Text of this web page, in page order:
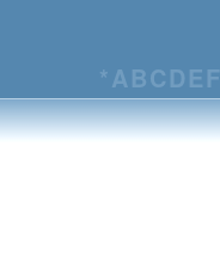
*ABCDEF